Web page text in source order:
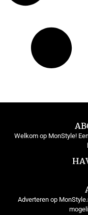
Welkom op MonStyle!
Adverteren op